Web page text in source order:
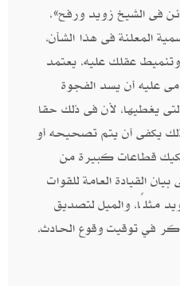
فى الشيخ زويد ورفح»،
المعلنة فى هذا الشأن،
وتنميط عقلك عليه، يعتمد
عليه أن يسد الفجوة
يغطيها، لأن فى ذلك حقا
يكفى أن يتم تصحيحه أو
قطاعات كبيرة من
القيادة العامة للقوات
مثلًا، والميل لتصديق
في توقيت وقوع الحادث،